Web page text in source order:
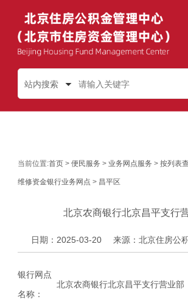
站内搜索
当前位置:首页> 便民服务 > 业务网点服务 > 按列表
维修资金银行业务网点 > 昌平区
北京农商银行北京昌平支行
日期：2025-03-20 来源：北京住房公
银行网点
名称：
北京农商银行北京昌平支行营业部